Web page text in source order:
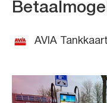
AVIA Tankkaart